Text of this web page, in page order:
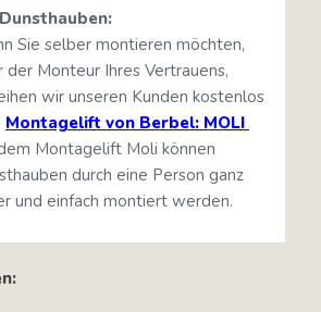
Sie selber montieren möchten,
der Monteur Ihres Vertrauens,
wir unseren Kunden kostenlos
Montagelift von Berbel: MOLI
Montagelift Moli können
durch eine Person ganz
und einfach montiert werden.